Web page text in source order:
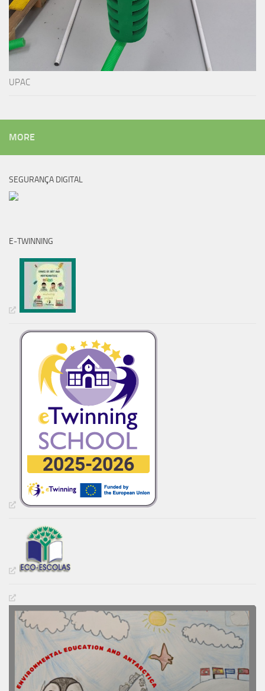
UPAC
MORE
SEGURANÇA DIGITAL
E-TWINNING